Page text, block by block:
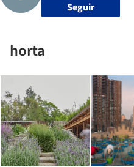
Seguir
horta